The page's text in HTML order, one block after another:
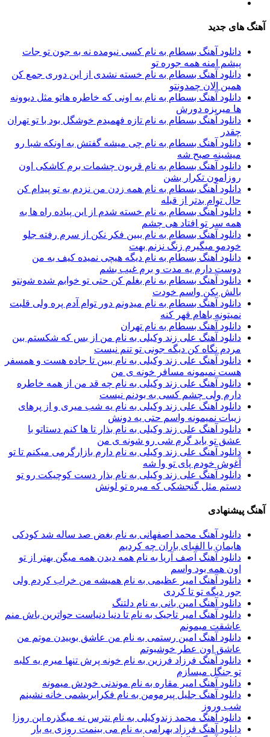
آهنگ های جدید
دانلود آهنگ بسطام به نام کسی نیومده نه به جون تو جات
پیشم امنه همه جوره تو
دانلود آهنگ بسطام به نام خسته نشدی از این دوری جمع کن
همین الان چمدونتو
دانلود آهنگ بسطام به نام به اونی که خاطره هاتو مثل دیوونه
ها میریزه دورش
دانلود آهنگ بسطام به نام تازه فهمیدم خوشگل بود با تو تهران
چقدر
دانلود آهنگ بسطام به نام چی میشه گفتش به اونکه شبا رو
میشینه صبح شه
دانلود آهنگ بسطام به نام قربون چشمات برم کاشکی اون
روزامون تکرار بشن
دانلود آهنگ بسطام به نام همه زدن من نزدم به تو پیدام کن
حال توام بدتر از قبله
دانلود آهنگ بسطام به نام خسته شدم از این پیاده راه ها به
همه سر تو افتاد هی چشم
دانلود آهنگ بسطام به نام ببین فکر نکن از سرم رفته جلو
خودمو میگیرم زنگ نزنم بهت
دانلود آهنگ بسطام به نام دیگه هیچی نمیده کیف به من
دوست دارم یه مدت و برم غیب بشم
دانلود آهنگ بسطام به نام بغلم کن حتی تو خوابم شده شونتو
بالش بکن واسم خودت
دانلود آهنگ بسطام به نام میدونم دور توام آدم پره ولی قلبت
نمیتونه باهام قهر کنه
دانلود آهنگ بسطام به نام تهران
دانلود آهنگ علی زند وکیلی به نام من از بس كه شكستم بین
مردم نگاه كن دیگه جونى تو تنم نیست
دانلود آهنگ علی زند وکیلی به نام ببین تا جاده هست و همسفر
هست نمیمونه مسافر خونه ی من
دانلود آهنگ علی زند وکیلی به نام چه قد من از همه خاطره
دارم ولی چشم كسی به بودنم نیست
دانلود آهنگ علی زند وکیلی به نام یه شب میرى و از پرهای
زيبات نمیمونه واسم حتی یه دونش
دانلود آهنگ علی زند وکیلی به نام بذار تا ها كنم دستاتو با
عشق تو باید گرم شی رو شونه ى من
دانلود آهنگ علی زند وکیلی به نام دارم بازارگرمی میكنم تا تو
آغوش خودم پای تو وا شه
دانلود آهنگ علی زند وکیلی به نام بذار دست كوچیكت رو تو
دستم مثل گنجشكی كه میره تو لونش
آهنگ پیشنهادی
دانلود آهنگ محمد اصفهانی به نام بغض صد ساله شد کودکی
هایمان با الفبای باران چه کردیم
دانلود آهنگ آصف آریا به نام همه دیدن همه میگن بهتر از تو
اون همه بود واسم
دانلود آهنگ امیر عظیمی به نام همیشه من خراب کردم ولی
جور دیگه تو تا کردی
دانلود آهنگ امین بانی به نام دلتنگ
دانلود آهنگ امیر‌ تاجیک به نام تا دنیا دنیاست حواترین باش منم
عاشقت میمونم
دانلود آهنگ امین رستمی به نام من عاشق بوییدن موتم من
عاشق اون عطر خوشبوتم
دانلود آهنگ فرزاد فرزین به نام خونه پرش تنها میرم یه کلبه
تو جنگل میسازم
دانلود آهنگ امیر مقاره به نام موندنی خودش میمونه
دانلود آهنگ جلیل پیرمومن به نام فکرابریشمی خانه نشینم
شب وروز
دانلود آهنگ محمد زندوکیلی به نام نترس نه میگذره این روزا
دانلود آهنگ فرزاد بهرامی به نام می بینمت روزی یه بار